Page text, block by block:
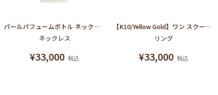
パールパフュームボトル ネックレス
ネックレス
¥33,000 税込
【K10/Yellow Gold】ワン スクープバニラホイップリング
リング
¥33,000 税込